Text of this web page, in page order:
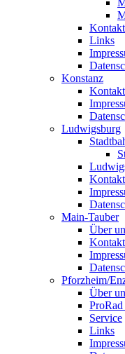
Links
Konstanz
Kontakt
Ludwigsburg
Kontakt
Main-Tauber
Über
Kontakt
Pforzheim/
Über
Service
Links